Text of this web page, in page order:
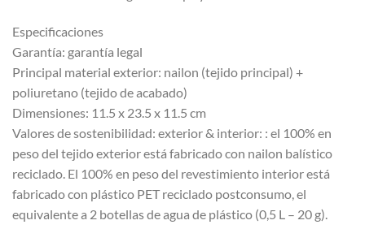
Especificaciones
Garantía: garantía legal
Principal material exterior: nailon (tejido principal) +
poliuretano (tejido de acabado)
Dimensiones: 11.5 x 23.5 x 11.5 cm
Valores de sostenibilidad: exterior & interior: : el 100% en
peso del tejido exterior está fabricado con nailon balístico
reciclado. El 100% en peso del revestimiento interior está
fabricado con plástico PET reciclado postconsumo, el
equivalente a 2 botellas de agua de plástico (0,5 L – 20 g).